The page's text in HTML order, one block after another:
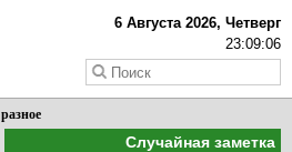
6 Августа 2026, Четверг
23:09:06
разное
Случайная заметка